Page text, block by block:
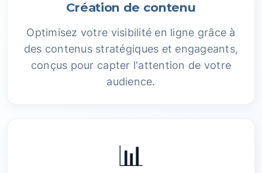
Création de contenu
Optimisez votre visibilité en ligne grâce à
des contenus stratégiques et engageants,
conçus pour capter l'attention de votre
audience.
📊